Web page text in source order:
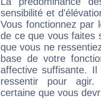
sensibilité et
Vous fonctionnez
de ce que vous faites
que vous ne
base de votre
affective suffisante.
ressentir pour agir.
certaine que vous